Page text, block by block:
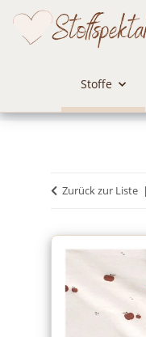
Stoffe
Zurück zur Liste